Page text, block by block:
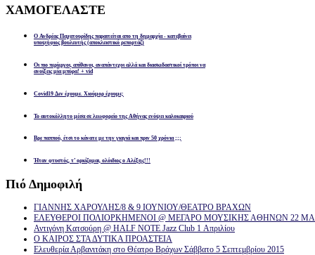
ΧΑΜΟΓΕΛΑΣΤΕ
Ο Ανδρέας Παχατουρίδης παραιτείται απο τη δημαρχία - κατεβαίνει
υποψήφιος βουλευτής (αποκλειστικό ρεπορτάζ)
Οι πιο περίεργοι, απίθανοι, αναπάντεχοι αλλά και διασκεδαστικοί τρόποι να
ανοίξεις μία μπύρα! + vid
Covid19 Δεν έχουμε. Χιούμορ έχουμε;
Το αυτοκόλλητο μέσα σε λεωφορείο της Αθήνας ενόψει καλοκαιριού
Βρε παππού, έτσι το κάνατε με την γιαγιά και πριν 50 χρόνια ;;;
Ήταν φτυστός, τ’ ορκίζομαι, ολόιδιος ο Αλέξης!!!
Πιό Δημοφιλή
ΓΙΑΝΝΗΣ ΧΑΡΟΥΛΗΣ/8 & 9 ΙΟΥΝΙΟΥ/ΘΕΑΤΡΟ ΒΡΑΧΩΝ
ΕΛΕΥΘΕΡΟΙ ΠΟΛΙΟΡΚΗΜΕΝΟΙ @ ΜΕΓΑΡΟ ΜΟΥΣΙΚΗΣ ΑΘΗΝΩΝ 22
Αντιγόνη Κατσούρη @ HALF NOTE Jazz Club 1 Απριλίου
Ο ΚΑΙΡΟΣ ΣΤΑ ΔΥΤΙΚΑ ΠΡΟΑΣΤΕΙΑ
Ελευθερία Αρβανιτάκη στο Θέατρο Βράχων Σάββατο 5 Σεπτεμβρίου 2015